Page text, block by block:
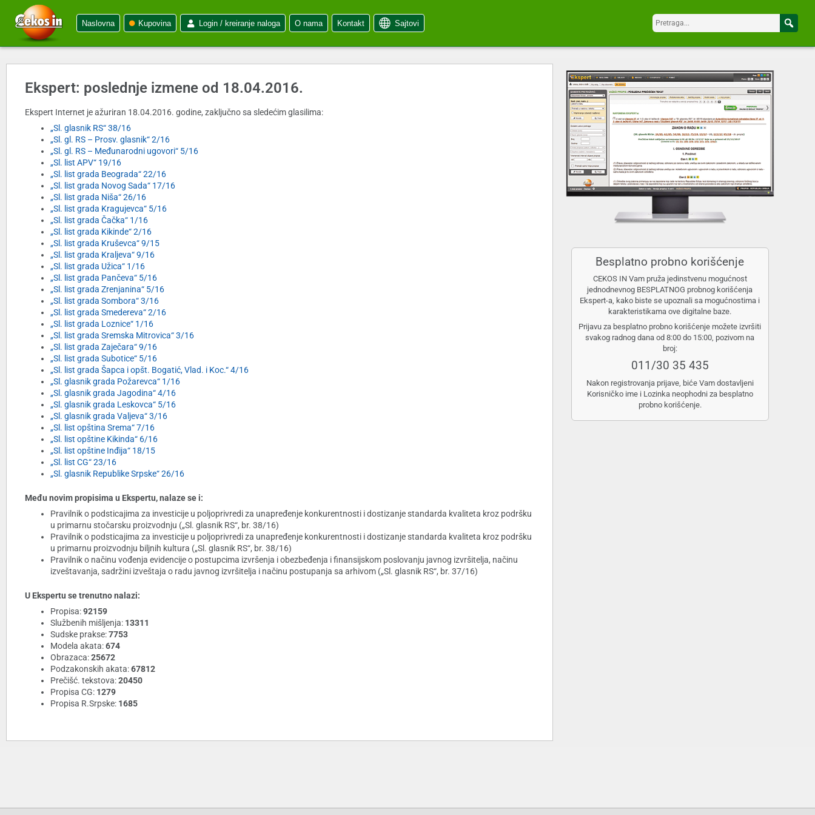
Naslovna Kupovina Login / kreiranje naloga O nama Kontakt Sajtovi
Ekspert: poslednje izmene od 18.04.2016.
Ekspert Internet je ažuriran 18.04.2016. godine, zaključno sa sledećim glasilima:
„Sl. glasnik RS“ 38/16
„Sl. gl. RS – Prosv. glasnik“ 2/16
„Sl. gl. RS – Međunarodni ugovori“ 5/16
„Sl. list APV“ 19/16
„Sl. list grada Beograda“ 22/16
„Sl. list grada Novog Sada“ 17/16
„Sl. list grada Niša“ 26/16
„Sl. list grada Kragujevca“ 5/16
„Sl. list grada Čačka“ 1/16
„Sl. list grada Kikinde“ 2/16
„Sl. list grada Kruševca“ 9/15
„Sl. list grada Kraljeva“ 9/16
„Sl. list grada Užica“ 1/16
„Sl. list grada Pančeva“ 5/16
„Sl. list grada Zrenjanina“ 5/16
„Sl. list grada Sombora“ 3/16
„Sl. list grada Smedereva“ 2/16
„Sl. list grada Loznice“ 1/16
„Sl. list grada Sremska Mitrovica“ 3/16
„Sl. list grada Zaječara“ 9/16
„Sl. list grada Subotice“ 5/16
„Sl. list grada Šapca i opšt. Bogatić, Vlad. i Koc.“ 4/16
„Sl. glasnik grada Požarevca“ 1/16
„Sl. glasnik grada Jagodina“ 4/16
„Sl. glasnik grada Leskovca“ 5/16
„Sl. glasnik grada Valjeva“ 3/16
„Sl. list opština Srema“ 7/16
„Sl. list opštine Kikinda“ 6/16
„Sl. list opštine Inđija“ 18/15
„Sl. list CG“ 23/16
„Sl. glasnik Republike Srpske“ 26/16
Među novim propisima u Ekspertu, nalaze se i:
Pravilnik o podsticajima za investicije u poljoprivredi za unapređenje konkurentnosti i dostizanje standarda kvaliteta kroz podršku
u primarnu stočarsku proizvodnju („Sl. glasnik RS“, br. 38/16)
Pravilnik o podsticajima za investicije u poljoprivredi za unapređenje konkurentnosti i dostizanje standarda kvaliteta kroz podršku
u primarnu proizvodnju biljnih kultura („Sl. glasnik RS“, br. 38/16)
Pravilnik o načinu vođenja evidencije o postupcima izvršenja i obezbeđenja i finansijskom poslovanju javnog izvršitelja, načinu
izveštavanja, sadržini izveštaja o radu javnog izvršitelja i načinu postupanja sa arhivom („Sl. glasnik RS“, br. 37/16)
U Ekspertu se trenutno nalazi:
Propisa:92159
Službenih mišljenja: 13311
Sudske prakse:7753
Modela akata:674
Obrazaca:25672
Podzakonskih akata:67812
Prečišć. tekstova:20450
Propisa CG: 1279
Propisa R.Srpske: 1685
Besplatno probno korišćenje
CEKOS IN Vam pruža jedinstvenu mogućnost
jednodnevnog BESPLATNOG probnog korišćenja
Ekspert-a, kako biste se upoznali sa mogućnostima i
karakteristikama ove digitalne baze.
Prijavu za besplatno probno korišćenje možete izvršiti
svakog radnog dana od 8:00 do 15:00, pozivom na
broj:
011/30 35 435
Nakon registrovanja prijave, biće Vam dostavljeni
Korisničko ime i Lozinka neophodni za besplatno
probno korišćenje.